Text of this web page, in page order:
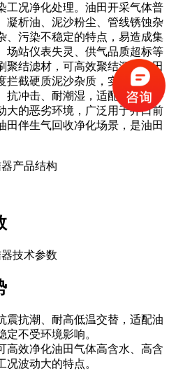
工况净化处理。油田开采气体普
凝析油、泥沙粉尘、管线锈蚀杂
、污染不稳定的特点，易造成集
场站仪表失灵、供气品质超标等
聚结滤材，可高效聚结沉降油田
截硬质泥沙杂质，实现气液、
抗冲击、耐潮湿，适配油田野外
大的恶劣环境，广泛用于井口前
田伴生气回收净化场景，是油田
震抗潮、耐高低温交替，适配油
定不受环境影响。
高效净化油田气体高含水、高含
波动大的特点。